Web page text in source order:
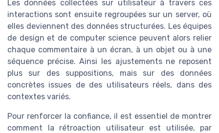
Les données collectées sur utilisateur à travers ces
interactions sont ensuite regroupées sur un server, où
elles deviennent des données structurées. Les équipes
de design et de computer science peuvent alors relier
chaque commentaire à un écran, à un objet ou à une
séquence précise. Ainsi les ajustements ne reposent
plus sur des suppositions, mais sur des données
concrètes issues de des utilisateurs réels, dans des
contextes variés.
Pour renforcer la confiance, il est essentiel de montrer
comment la rétroaction utilisateur est utilisée, par